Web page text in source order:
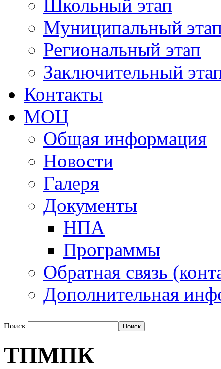
Школьный этап
Муниципальный
Региональный этап
Заключительный
Контакты
МОЦ
Общая информация
Новости
Галеря
Документы
НПА
Программы
Обратная связь
Дополнительная
Поиск
ТПМПК